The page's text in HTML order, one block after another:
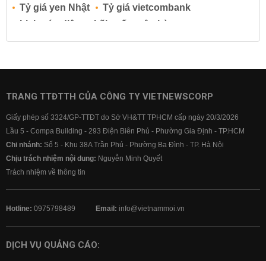
Tỷ giá yen Nhật
Tỷ giá vietcombank
Lịch cúp điện
Lãi suất ngân hàng
Lãi suất tiết kiệm
Lãi suất tiền gửi
Lãi suất ngân hàng BIDV
Lãi suất ngân hàng Vietcombank
TRANG TTĐTTH CỦA CÔNG TY VIETNEWSCORP
Giấy phép số 3324/GP-TTĐT do Sở VH&TT TPHCM cấp ngày 20/3/2026
Lầu 5 - Compa Building - 293 Điện Biên Phủ - Phường Gia Định - TP.HCM
Chi nhánh: Số 5 - Khu 38A Trần Phú - Phường Ba Đình - TP. Hà Nội
Chịu trách nhiệm nội dung: Nguyễn Minh Quyết
Trách nhiệm về thông tin
Hotline: 0975798489 Email: info@vietnammoi.vn
DỊCH VỤ QUẢNG CÁO: